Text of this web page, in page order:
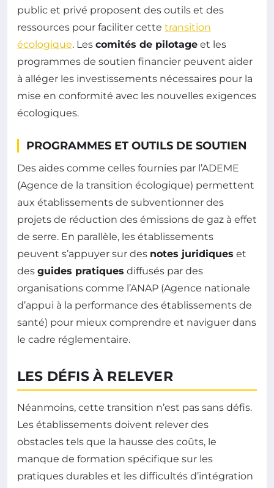
public et privé proposent des outils et des
ressources pour faciliter cette transition
écologique. Les comités de pilotage et les
programmes de soutien financier peuvent aider
à alléger les investissements nécessaires pour la
mise en conformité avec les nouvelles exigences
écologiques.
PROGRAMMES ET OUTILS DE SOUTIEN
Des aides comme celles fournies par l’ADEME
(Agence de la transition écologique) permettent
aux établissements de subventionner des
projets de réduction des émissions de gaz à effet
de serre. En parallèle, les établissements
peuvent s’appuyer sur des notes juridiques et
des guides pratiques diffusés par des
organisations comme l’ANAP (Agence nationale
d’appui à la performance des établissements de
santé) pour mieux comprendre et naviguer dans
le cadre réglementaire.
LES DÉFIS À RELEVER
Néanmoins, cette transition n’est pas sans défis.
Les établissements doivent relever des
obstacles tels que la hausse des coûts, le
manque de formation spécifique sur les
pratiques durables et les difficultés d’intégration